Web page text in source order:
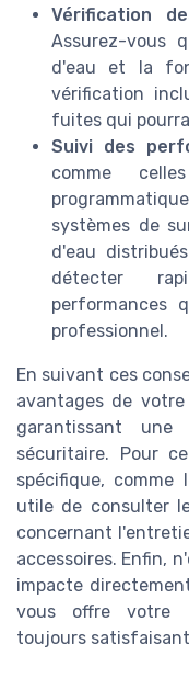
Vérification
Assurez-vous
d'eau et la
vérification
fuites qui
Suivi des
comme
systèmes de
d'eau
détecter
performances
professionnel.
En suivant ces
avantages de
garantissant une
sécuritaire. Pour
spécifique,
utile de consulter
concernant
accessoires. Enfin,
impacte
vous offre votre
toujours